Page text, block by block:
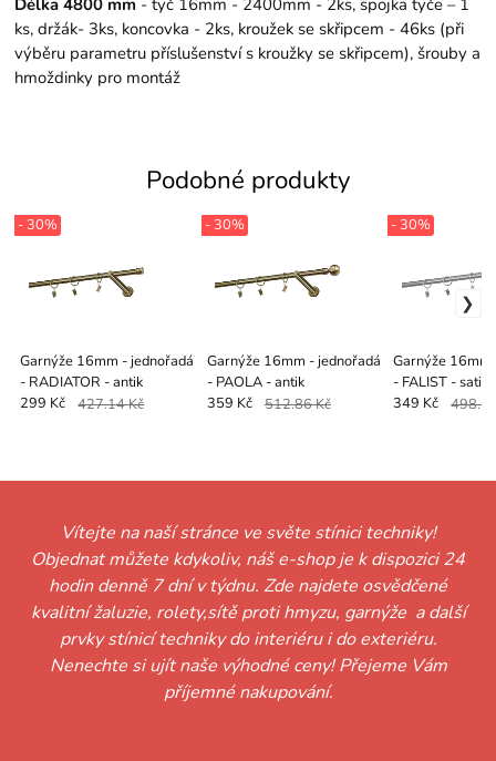
Délka 4800 mm - tyč 16mm - 2400mm - 2ks, spojka tyče – 1
ks, držák- 3ks, koncovka - 2ks, kroužek se skřipcem - 46ks (při
výběru parametru příslušenství s kroužky se skřipcem), šrouby a
hmoždinky pro montáž
Podobné produkty
Garnýže 16mm - jednořadá
- RADIATOR - antik
- 30%
299 Kč 427.14 Kč
Garnýže 16mm - jednořadá
- PAOLA - antik
- 30%
359 Kč 512.86 Kč
Garnýže 16mm
- FALIST - satin
- 30%
349 Kč
Vítejte na naší stránce ve světe stínici techniky!
Objednat můžete kdykoliv, náš e-shop je k dispozici 24
hodin denně 7 dní v týdnu. Zde najdete osvědčené
kvalitní žaluzie, rolety,sítě proti hmyzu, garnýže a další
prvky stínicí techniky do interiéru i do exteriéru.
Nenechte si ujít naše výhodné ceny! Přejeme Vám
příjemné nakupování.